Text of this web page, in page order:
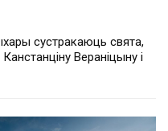
сустракаюць свята,
Вераніцыну і